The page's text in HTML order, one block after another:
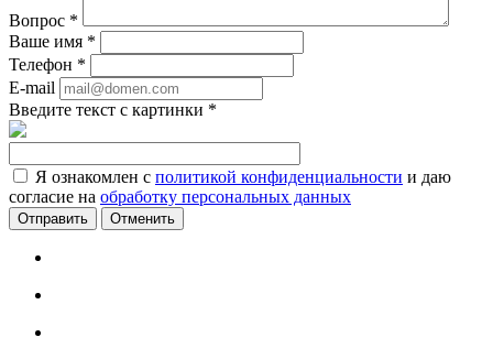
Вопрос *
Ваше имя *
Телефон *
E-mail
Введите текст с картинки *
Я ознакомлен с политикой конфиденциальности и даю
согласие на обработку персональных данных
Отменить